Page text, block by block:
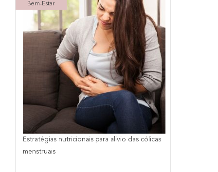
Bem-Estar
Estratégias nutricionais para alivio das cólicas
menstruais